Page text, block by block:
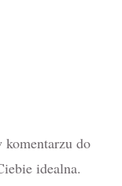
komentarzu do
idealna.